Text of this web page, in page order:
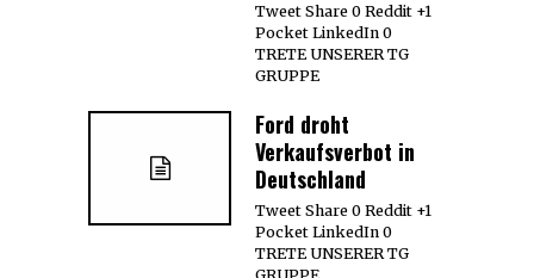
Tweet Share 0 Reddit +1
Pocket LinkedIn 0
TRETE UNSERER TG
GRUPPE
Ford droht
Verkaufsverbot in
Deutschland
Tweet Share 0 Reddit +1
Pocket LinkedIn 0
TRETE UNSERER TG